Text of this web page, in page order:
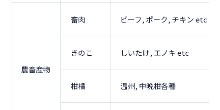
農畜産物
畜肉 ビーフ, ポーク, チキン etc
きのこ しいたけ, エノキ etc
柑橘 温州, 中晩柑各種